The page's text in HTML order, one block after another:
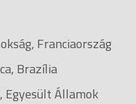
Franciaország
Brazília
Egyesült Államok